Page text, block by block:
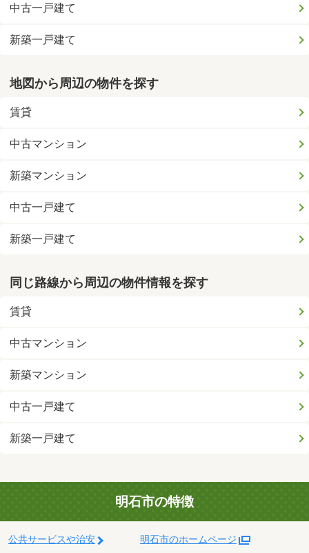
中古一戸建て
新築一戸建て
地図から周辺の物件を探す
賃貸
中古マンション
新築マンション
中古一戸建て
新築一戸建て
同じ路線から周辺の物件情報を探す
賃貸
中古マンション
新築マンション
中古一戸建て
新築一戸建て
明石市の特徴
公共サービスや治安 明石市のホームページ